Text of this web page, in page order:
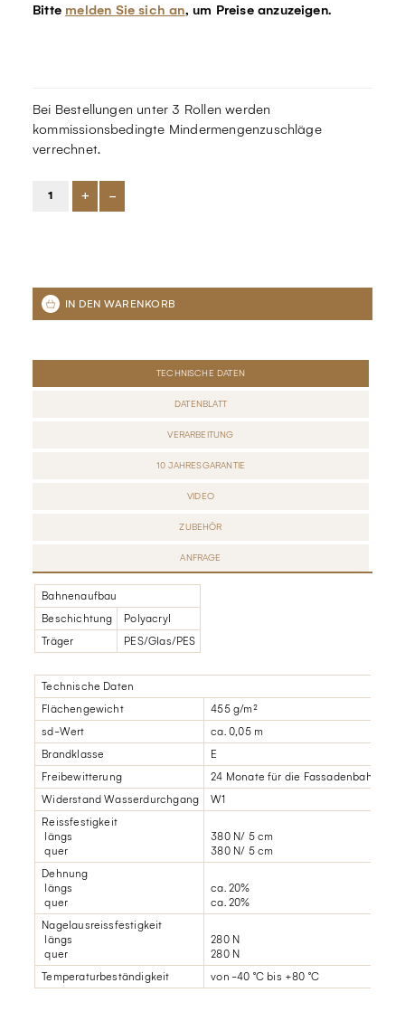
Bitte melden Sie sich an, um Preise anzuzeigen.
Bei Bestellungen unter 3 Rollen werden
kommissionsbedingte Mindermengenzuschläge
verrechnet.
+ -
TECHNISCHE DATEN
DATENBLATT
VERARBEITUNG
10 JAHRESGARANTIE
VIDEO
ZUBEHÖR
ANFRAGE
Bahnenaufbau
Beschichtung
Polyacryl
Träger
PES/Glas/PES
Technische Daten
Flächengewicht
455 g/m²
sd-Wert
ca. 0,05 m
Brandklasse
E
Freibewitterung
24 Monate für die Fassadenbahn
Widerstand Wasserdurchgang
W1
Reissfestigkeit
längs
quer
380 N/ 5 cm
380 N/ 5 cm
Dehnung
längs
quer
ca. 20%
ca. 20%
Nagelausreissfestigkeit
längs
quer
280 N
280 N
Temperaturbeständigkeit
von -40 °C bis +80 °C